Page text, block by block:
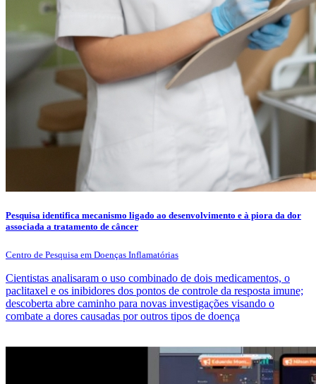
Pesquisa identifica mecanismo ligado ao desenvolvimento e à piora da dor
associada a tratamento de câncer
Centro de Pesquisa em Doenças Inflamatórias
Cientistas analisaram o uso combinado de dois medicamentos, o
paclitaxel e os inibidores dos pontos de controle da resposta imune;
descoberta abre caminho para novas investigações visando o
combate a dores causadas por outros tipos de doença